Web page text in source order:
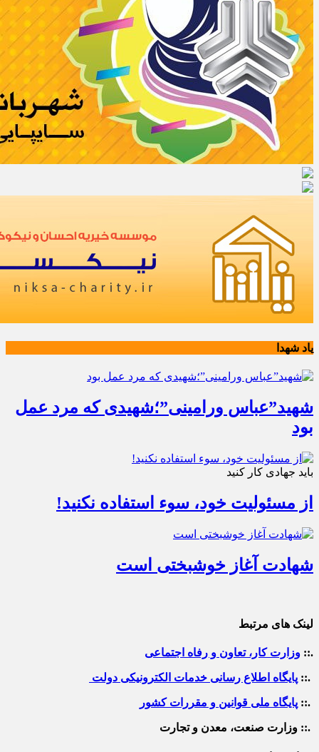
یاد شهدا
شهید”عباس ورامینی”؛شهیدی که مرد عمل
بود
باید جهادی کار کنید
از مسئولیت خود، سوء استفاده نکنید!
شهادت آغاز خوشبختی است
لینک های مرتبط
.:: وزارت کار، تعاون و رفاه اجتماعی
.:: پایگاه اطلاع رسانی خدمات الکترونیکی دولت
.:: پایگاه ملی قوانین و مقررات کشور
.:: وزارت صنعت، معدن و تجارت